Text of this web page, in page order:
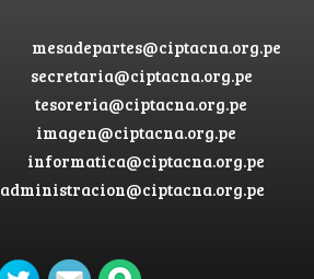
mesadepartes@ciptacna.org.pe
secretaria@ciptacna.org.pe
tesoreria@ciptacna.org.pe
imagen@ciptacna.org.pe
informatica@ciptacna.org.pe
administracion@ciptacna.org.pe